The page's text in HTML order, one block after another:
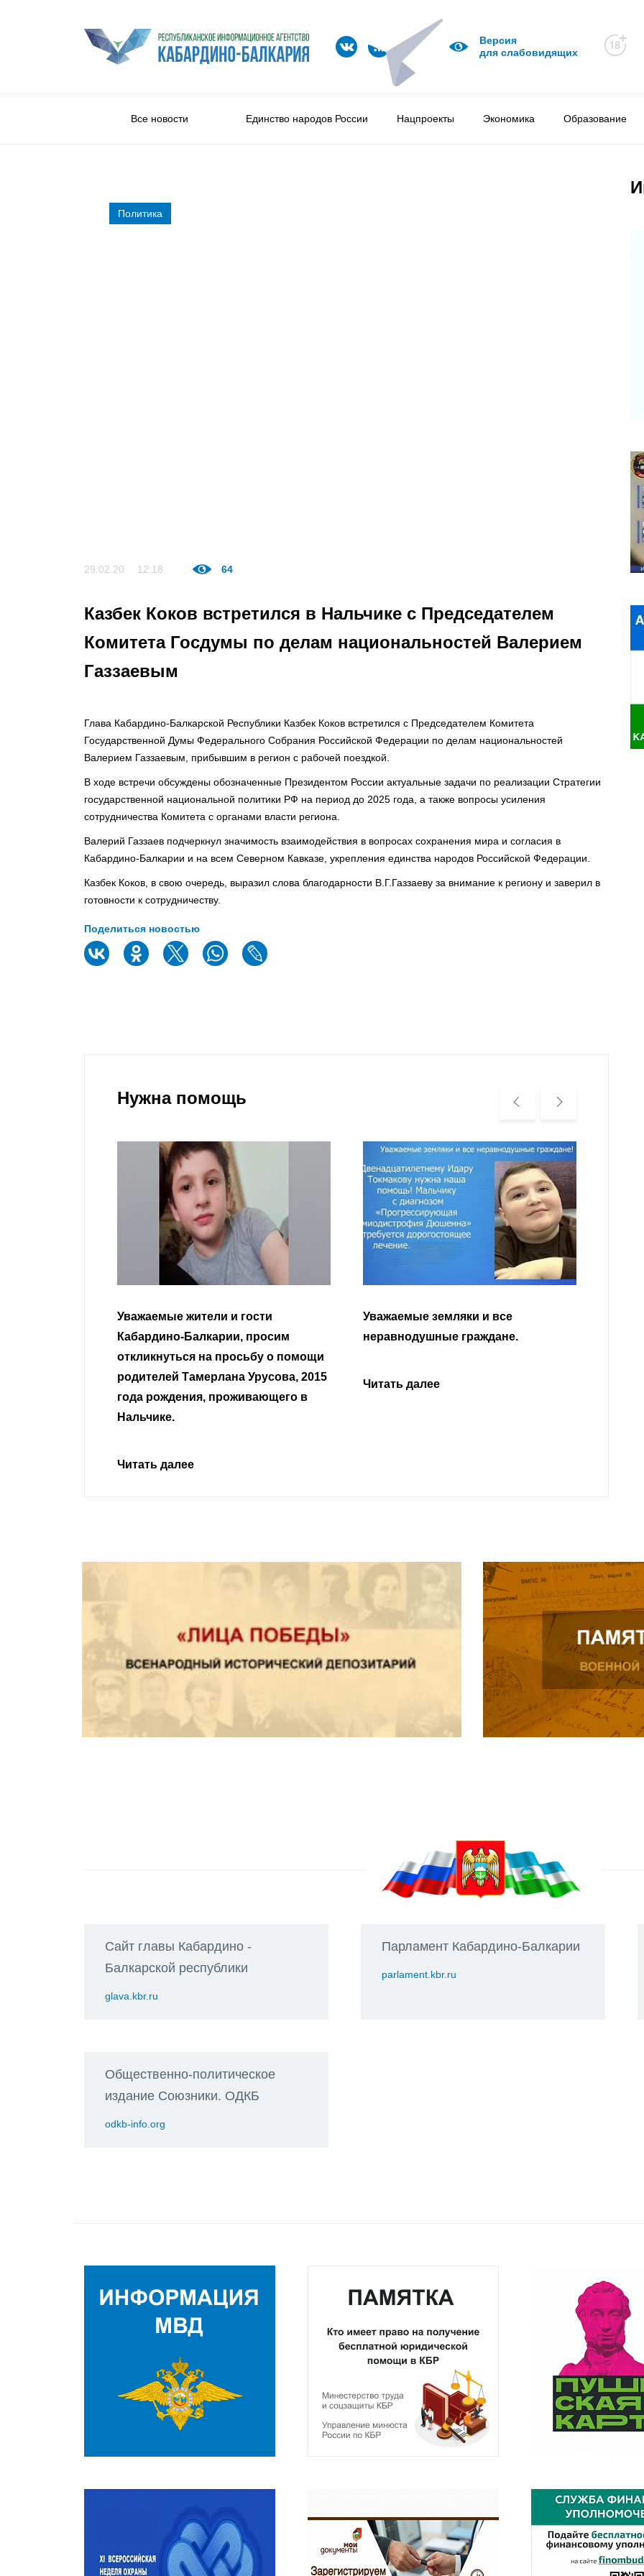
Версия
для слабовидящих
Все новости Единство народов России Нацпроекты Экономика Образование
Политика
29.02.20 12:18 64
Казбек Коков встретился в Нальчике с Председателем
Комитета Госдумы по делам национальностей Валерием
Газзаевым
Глава Кабардино-Балкарской Республики Казбек Коков встретился с Председателем Комитета
Государственной Думы Федерального Собрания Российской Федерации по делам национальностей
Валерием Газзаевым, прибывшим в регион с рабочей поездкой.
В ходе встречи обсуждены обозначенные Президентом России актуальные задачи по реализации Стратегии
государственной национальной политики РФ на период до 2025 года, а также вопросы усиления
сотрудничества Комитета с органами власти региона.
Валерий Газзаев подчеркнул значимость взаимодействия в вопросах сохранения мира и согласия в
Кабардино-Балкарии и на всем Северном Кавказе, укрепления единства народов Российской Федерации.
Казбек Коков, в свою очередь, выразил слова благодарности В.Г.Газзаеву за внимание к региону и заверил в
готовности к сотрудничеству.
Поделиться новостью
Нужна помощь
Уважаемые земляки и все
неравнодушные граждане.
Читать далее
Читать далее
Сайт главы Кабардино -
Балкарской республики
glava.kbr.ru
Парламент Кабардино-Балкарии
parlament.kbr.ru
Общественно-политическое
издание Союзники. ОДКБ
odkb-info.org